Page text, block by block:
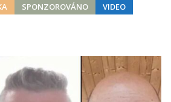
SPONZOROVÁNO VIDEO